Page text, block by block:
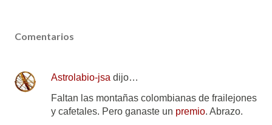
Comentarios
Astrolabio-jsa dijo…
Faltan las montañas colombianas de frailejones
y cafetales. Pero ganaste un premio. Abrazo.